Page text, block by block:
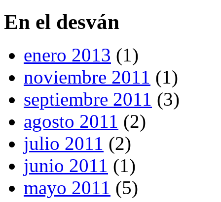
En el desván
enero 2013 (1)
noviembre 2011 (1)
septiembre 2011 (3)
agosto 2011 (2)
julio 2011 (2)
junio 2011 (1)
mayo 2011 (5)